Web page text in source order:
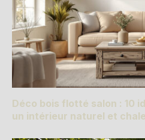
Déco bois flotté salon : 10
un intérieur naturel et